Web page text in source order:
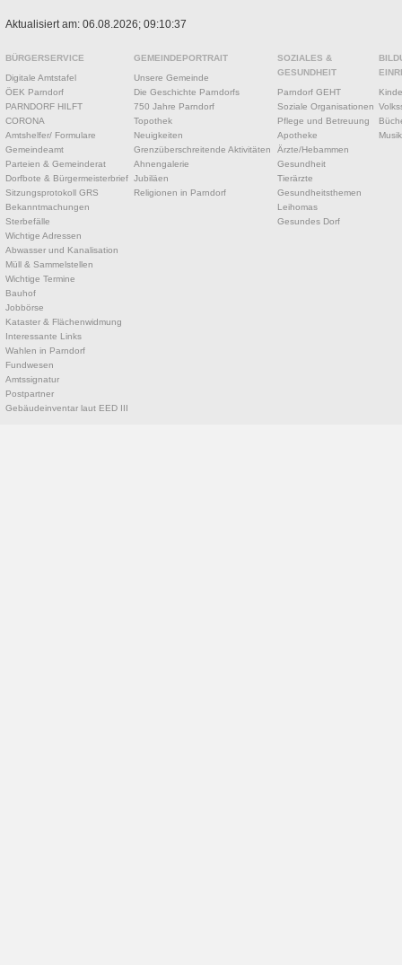
Aktualisiert am: 06.08.2026; 09:10:37
BÜRGERSERVICE
Digitale Amtstafel
ÖEK Parndorf
PARNDORF HILFT
CORONA
Amtshelfer/ Formulare
Gemeindeamt
Parteien & Gemeinderat
Dorfbote & Bürgermeisterbrief
Sitzungsprotokoll GRS
Bekanntmachungen
Sterbefälle
Wichtige Adressen
Abwasser und Kanalisation
Müll & Sammelstellen
Wichtige Termine
Bauhof
Jobbörse
Kataster & Flächenwidmung
Interessante Links
Wahlen in Parndorf
Fundwesen
Amtssignatur
Postpartner
Gebäudeinventar laut EED III
GEMEINDEPORTRAIT
Unsere Gemeinde
Die Geschichte Parndorfs
750 Jahre Parndorf
Topothek
Neuigkeiten
Grenzüberschreitende Aktivitäten
Ahnengalerie
Jubiläen
Religionen in Parndorf
SOZIALES &
GESUNDHEIT
Parndorf GEHT
Soziale Organisationen
Pflege und Betreuung
Apotheke
Ärzte/Hebammen
Gesundheit
Tierärzte
Gesundheitsthemen
Leihomas
Gesundes Dorf